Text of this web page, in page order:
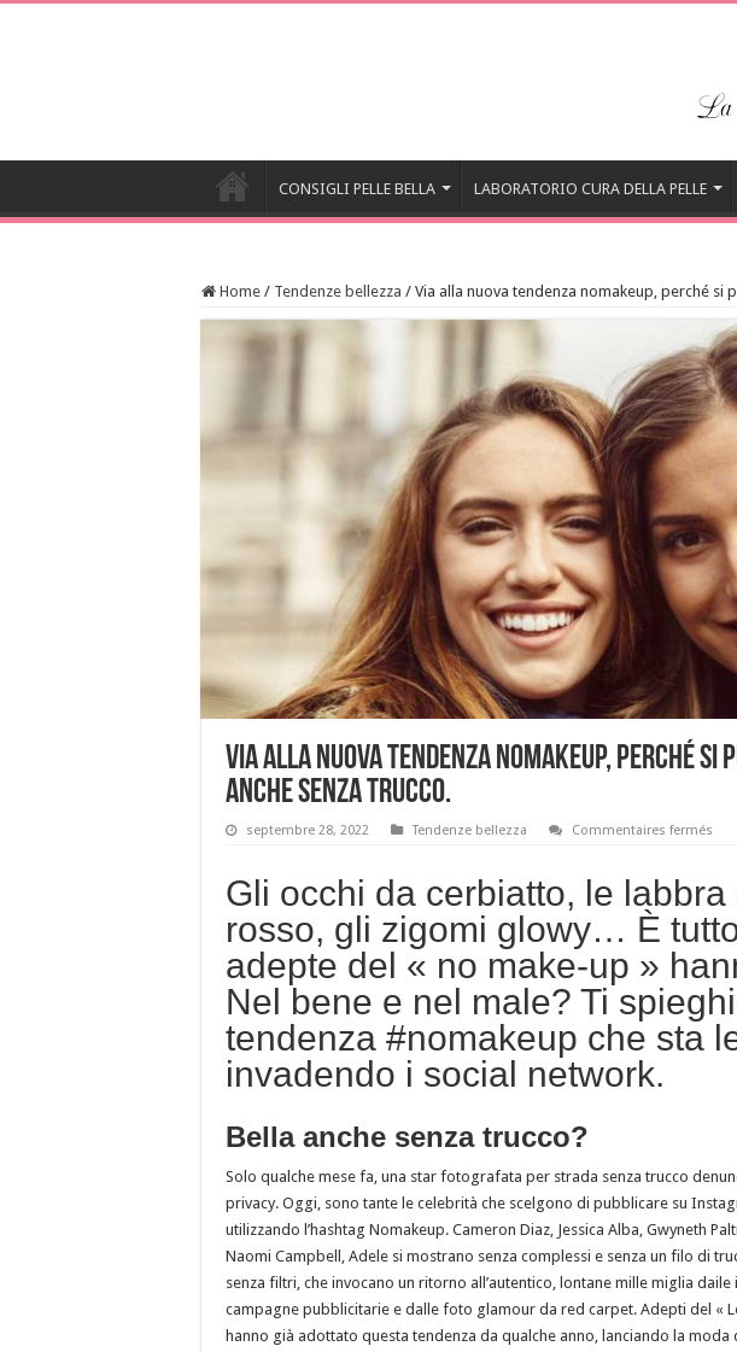
CONSIGLI PELLE BELLA LABORATORIO CURA DELLA PELLE
Home / Tendenze bellezza / Via alla nuova tendenza nomakeup, perché si
Via alla nuova tendenza nomakeup, perché si
anche senza trucco.
septembre 28, 2022 Tendenze bellezza Commentaires fermés
si
belle
Gli occhi da cerbiatto, le labbra
rosso, gli zigomi glowy… È
adepte del « no make-up »
Nel bene e nel male? Ti
tendenza #nomakeup che sta
invadendo i social network.
Bella anche senza trucco?
Solo qualche mese fa, una star fotografata per strada senza trucco
privacy. Oggi, sono tante le celebrità che scelgono di pubblicare su
utilizzando l’hashtag Nomakeup. Cameron Diaz, Jessica Alba, Gwyneth
Naomi Campbell, Adele si mostrano senza complessi e senza un filo di
senza filtri, che invocano un ritorno all’autentico, lontane mille miglia
campagne pubblicitarie e dalle foto glamour da red carpet. Adepti del «
hanno già adottato questa tendenza da qualche anno, lanciando la moda